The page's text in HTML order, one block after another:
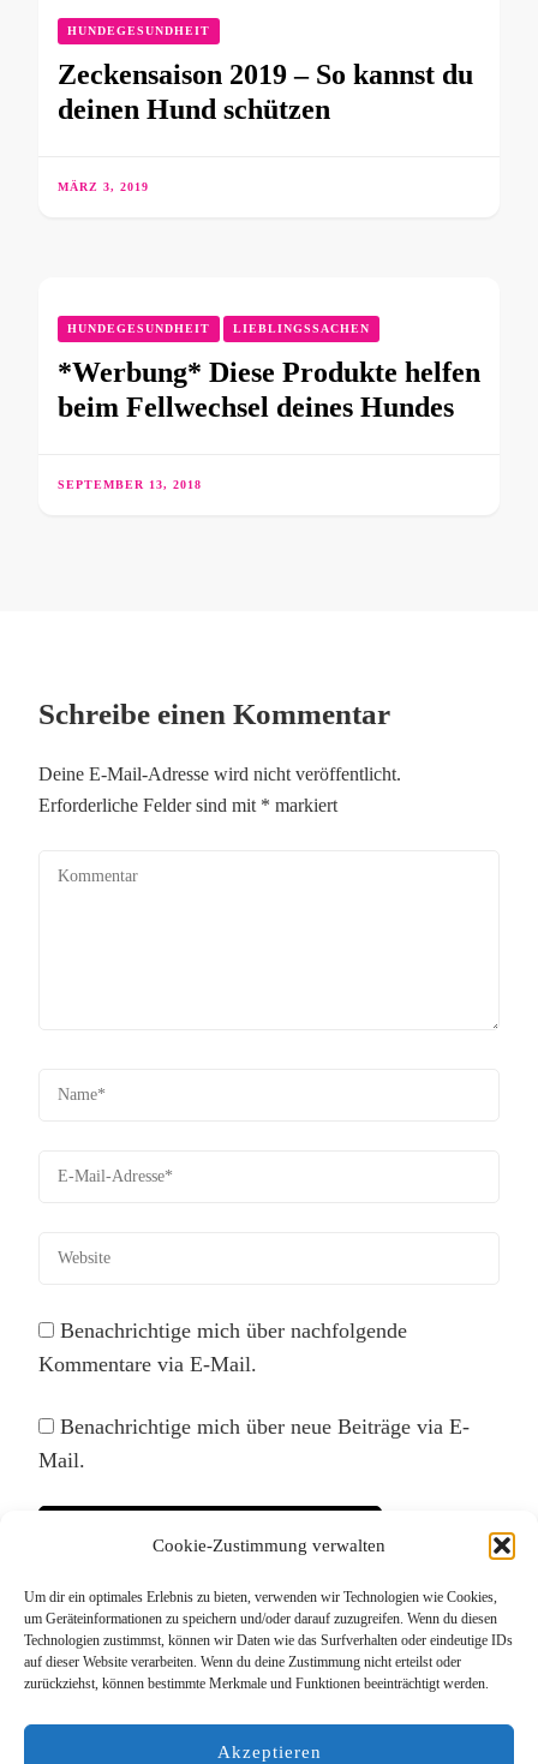
Cookie-Zustimmung verwalten
Um dir ein optimales Erlebnis zu bieten, verwenden wir Technologien wie Cookies,
um Geräteinformationen zu speichern und/oder darauf zuzugreifen. Wenn du diesen
Technologien zustimmst, können wir Daten wie das Surfverhalten oder eindeutige IDs
auf dieser Website verarbeiten. Wenn du deine Zustimmung nicht erteilst oder
zurückziehst, können bestimmte Merkmale und Funktionen beeinträchtigt werden.
Akzeptieren
HUNDEGESUNDHEIT
Zeckensaison 2019 – So kannst du
deinen Hund schützen
MÄRZ 3, 2019
HUNDEGESUNDHEIT LIEBLINGSSACHEN
*Werbung* Diese Produkte helfen
beim Fellwechsel deines Hundes
SEPTEMBER 13, 2018
Schreibe einen Kommentar
Deine E-Mail-Adresse wird nicht veröffentlicht.
Erforderliche Felder sind mit * markiert
Benachrichtige mich über nachfolgende
Kommentare via E-Mail.
Benachrichtige mich über neue Beiträge via E-
Mail.
Diese Website verwendet Akismet, um Spam zu
reduzieren.Erfahre, wie deine Kommentardaten
verarbeitet werden.